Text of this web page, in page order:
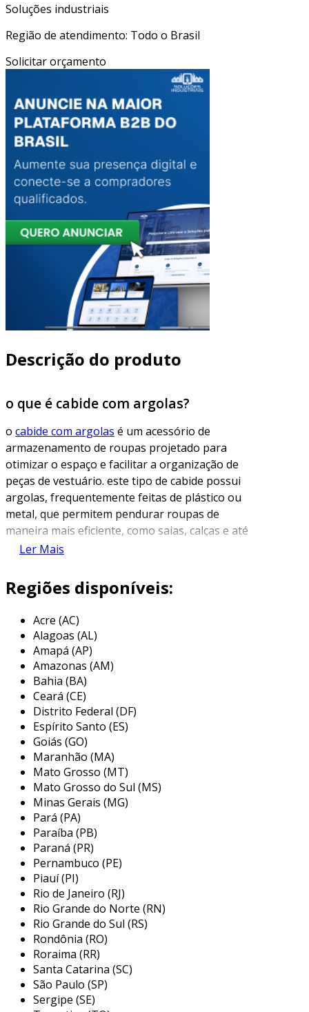
Soluções industriais
Região de atendimento: Todo o Brasil
Solicitar orçamento
Descrição do produto
o que é cabide com argolas?
o cabide com argolas é um acessório de
armazenamento de roupas projetado para
otimizar o espaço e facilitar a organização de
peças de vestuário. este tipo de cabide possui
argolas, frequentemente feitas de plástico ou
metal, que permitem pendurar roupas de
maneira mais eficiente, como saias, calças e até
mesmo blusas, evitando que as peças se
além de funcional, o cabide com argolas
proporcionando um acesso mais fácil às
roupas. a sua versatilidade permite que
diferentes tipos de vestuário sejam
organizados em um único cabide, otimizando o
uso do espaço disponível. dessa forma, ele é
especialmente valorizado em ambientes de
moda e em armários domésticos.
principais aplicações do cabide com
argolas
o cabide com argolas é amplamente utilizado
em contextos variados, desde o ambiente
doméstico até ambientes comerciais, como
lojas de roupas. suas características práticas
tornam-no ideal para diferentes aplicações,
incluindo:
organização em armários:
pendurar saias e calças, mantendo-as
alinhadas e evitando vincos indesejados.
exibição em lojas:
para mostrar uma coleção de roupas de
forma organizada, facilitando a
Ler Mais
Regiões disponíveis:
Acre (AC)
Alagoas (AL)
Amapá (AP)
Amazonas (AM)
Bahia (BA)
Ceará (CE)
Distrito Federal (DF)
Espírito Santo (ES)
Goiás (GO)
Maranhão (MA)
Mato Grosso (MT)
Mato Grosso do Sul (MS)
Minas Gerais (MG)
Pará (PA)
Paraíba (PB)
Paraná (PR)
Pernambuco (PE)
Piauí (PI)
Rio de Janeiro (RJ)
Rio Grande do Norte (RN)
Rio Grande do Sul (RS)
Rondônia (RO)
Roraima (RR)
Santa Catarina (SC)
São Paulo (SP)
Sergipe (SE)